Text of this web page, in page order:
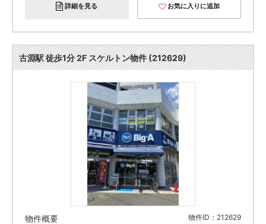
詳細を見る お気に入りに追加
古淵駅 徒歩1分 2F スケルトン物件 (212629)
物件概要 物件ID：212629